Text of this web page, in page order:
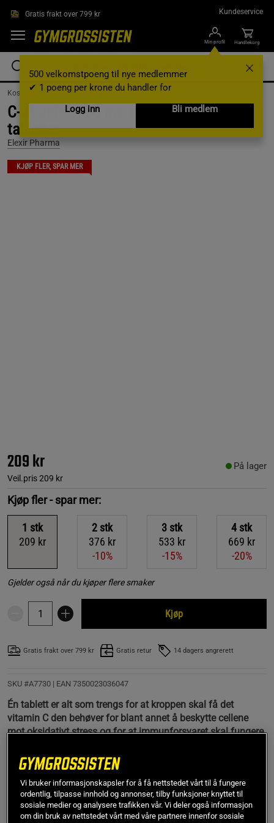
Gratis frakt over 799 kr Kundeservice
Min profil
500 velkomstpoeng til nye medlemmer
✔ 1 poeng per krone du handler for
Logg inn
Bli medlem
Handlekorg
Kosttilskudd / Vitaminer og mineraler /C-Vitamin
C-vitamin 1000 mg Time release 60
tabletter
Elexir Pharma
KJØP FLER, SPAR MER
209 kr
Veil.pris209 kr
På lager
Kjøp fler - spar mer:
1 stk
209 kr
2 stk
376 kr
-10%
3 stk
533 kr
-15%
4 stk
669 kr
-20%
Gjelder også når du kjøper flere smaker
Kjøp
Gratis frakt over 799 kr Gratis retur 14 dagers angrerett
SKU #A7730 | EAN 7350023036047
Én tablett er alt som trengs for at kroppen skal få det
vitamin C den behøver for blant annet å beskytte cellene
mot oksidativt stress og for at immunforsvaret skal fungere
Elexir Pharma oppdaterer designet sitt fortløpende. I en
overgangsperiode kan derfor emballasjen variere mellom
den eldre og den nye designen. Produktets innhold og
kvalitet er uendret.
Vi bruker informasjonskapsler for å få nettstedet vårt til å fungere
ordentlig, tilpasse innhold og annonser, tilby funksjoner knyttet til
sosiale medier og analysere trafikken vår. Vi deler også informasjon
om din bruk av nettstedet vårt med våre partnere innenfor sosiale